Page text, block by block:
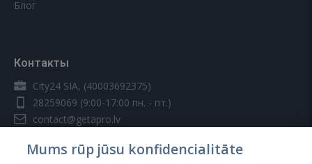
Блог
Контакты
City24 SIA, (40003692375)
28259069 (9:00-17:00 пн. - пт.)
contact@getapro.lv
Mums rūp jūsu konfidencialitāte